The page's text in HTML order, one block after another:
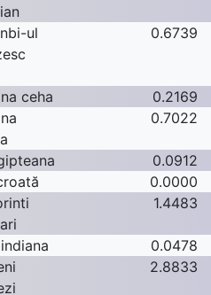
ul
0.6739
ceha
0.2169
0.7022
0.0912
0.0000
1.4483
0.0478
2.8833